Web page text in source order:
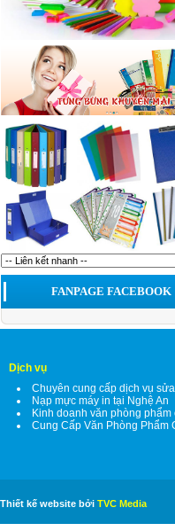
FANPAGE FACEBOOK
Dịch vụ
Chuyên cung cấp dịch vụ
Nạp mực máy in tại Nghệ An
Kinh doanh văn phòng phẩm
Cung Cấp Văn Phòng Phẩm
Thiết kế website bởi TVC Media